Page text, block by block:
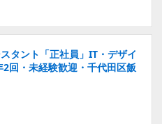
タント「正社員」IT・デザイ
回・未経験歓迎・千代田区飯